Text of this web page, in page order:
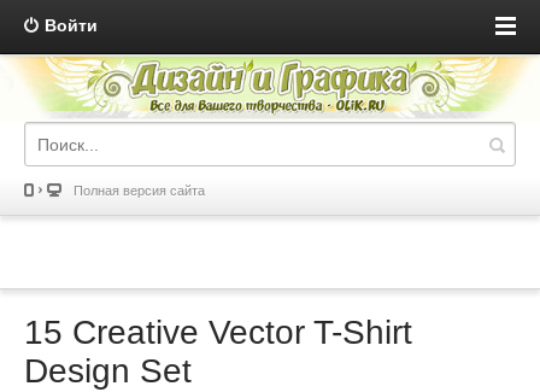
Войти
Полная версия сайта
15 Creative Vector T-Shirt
Design Set